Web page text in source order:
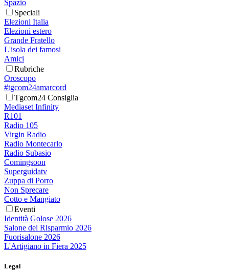
Spazio
Speciali
Elezioni Italia
Elezioni estero
Grande Fratello
L'isola dei famosi
Amici
Rubriche
Oroscopo
#tgcom24amarcord
Tgcom24 Consiglia
Mediaset Infinity
R101
Radio 105
Virgin Radio
Radio Montecarlo
Radio Subasio
Comingsoon
Superguidatv
Zuppa di Porro
Non Sprecare
Cotto e Mangiato
Eventi
Identità Golose 2026
Salone del Risparmio 2026
Fuorisalone 2026
L'Artigiano in Fiera 2025
Legal